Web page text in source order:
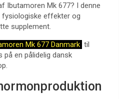
Ibutamoren Mk 677? I denne
fysiologiske effekter og
supplement.
Mk 677 Danmark til
på en pålidelig dansk